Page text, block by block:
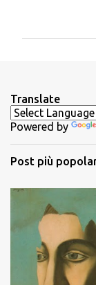
t
i
Translate
Powered by
Post più